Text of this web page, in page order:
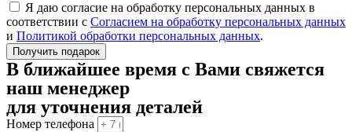
Я даю согласие на обработку персональных данных в
соответствии с Согласием на обработку персональных данных
и Политикой обработки персональных данных.
Получить подарок
В ближайшее время с Вами свяжется
наш менеджер
для уточнения деталей
Номер телефона